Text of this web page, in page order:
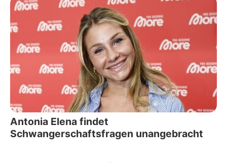
Antonia Elena findet
Schwangerschaftsfragen unangebracht